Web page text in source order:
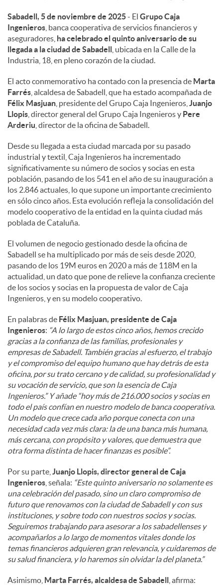
i
d
o
s
Sabadell, 5 de noviembre de 2025- El Grupo Caja
Ingenieros , banca cooperativa de servicios financieros y
aseguradores, ha celebrado el quinto aniversario de su
llegada a la ciudad de Sabadell , ubicada en la Calle de la
Industria, 18, en pleno corazón de la ciudad.
El acto conmemorativo ha contado con la presencia de Marta
Farrés , alcaldesa de Sabadell, que ha estado acompañada de
Félix Masjuan , presidente del Grupo Caja Ingenieros, Juanjo
Llopis , director general del Grupo Caja Ingenieros y Pere
Arderiu , director de la oficina de Sabadell.
Desde su llegada a esta ciudad marcada por su pasado
industrial y textil, Caja Ingenieros ha incrementado
significativamente su número de socios y socias en esta
población, pasando de los 541 en el año de su inauguración a
los 2.846 actuales, lo que supone un importante crecimiento
en sólo cinco años. Esta evolución refleja la consolidación del
modelo cooperativo de la entidad en la quinta ciudad más
poblada de Cataluña.
El volumen de negocio gestionado desde la oficina de
Sabadell se ha multiplicado por más de seis desde 2020,
pasando de los 19M euros en 2020 a más de 118M en la
actualidad, un dato que pone de relieve la confianza creciente
de los socios y socias en la propuesta de valor de Caja
Ingenieros, y en su modelo cooperativo.
En palabras de Félix Masjuan, presidente de Caja
Ingenieros: “A lo largo de estos cinco años, hemos crecido
gracias a la confianza de las familias, profesionales y
empresas de Sabadell. También gracias al esfuerzo, el trabajo
y el compromiso del equipo humano que hay detrás de esta
oficina, por su trato cercano y de calidad, su profesionalidad y
su vocación de servicio, que son la esencia de Caja
Ingenieros.” Y añade “hoy más de 216.000 socios y socias en
todo el país confían en nuestro modelo de banca cooperativa.
Un modelo que crece cada año porque conecta con una
necesidad cada vez más clara: la de una banca más humana,
más cercana, con propósito y valores, que demuestra que
otra forma distinta de hacer finanzas es posible”.
Por su parte, Juanjo Llopis, director general de Caja
Ingenieros , señala: “Este quinto aniversario no solamente es
una celebración del pasado, sino un claro compromiso de
futuro que renovamos con la ciudad de Sabadell y con sus
instituciones, y sobre todo con nuestros socios y socias.
Seguiremos trabajando para asesorar a los sabadellenses y
acompañarlos a lo largo de momentos vitales donde los
temas financieros adquieren gran relevancia, y cuidaremos de
su salud financiera, y lo haremos sin olvidar la del planeta.”
Asimismo, Marta Farrés, alcaldesa de Sabadell , afirma: